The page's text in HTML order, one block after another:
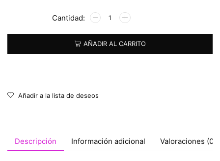
AÑADIR AL CARRITO
Alternative:
Añadir a la lista de deseos
Descripción Información adicional Valoraciones (0)